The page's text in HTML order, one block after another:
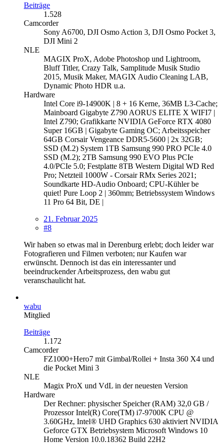
Beiträge
1.528
Camcorder
Sony A6700, DJI Osmo Action 3, DJI Osmo Pocket 3,
DJI Mini 2
NLE
MAGIX ProX, Adobe Photoshop und Lightroom,
Bluff Titler, Crazy Talk, Samplitude Musik Studio
2015, Musik Maker, MAGIX Audio Cleaning LAB,
Dynamic Photo HDR u.a.
Hardware
Intel Core i9-14900K | 8 + 16 Kerne, 36MB L3-Cache;
Mainboard Gigabyte Z790 AORUS ELITE X WIFI7 |
Intel Z790; Grafikkarte NVIDIA GeForce RTX 4080
Super 16GB | Gigabyte Gaming OC; Arbeitsspeicher
64GB Corsair Vengeance DDR5-5600 | 2x 32GB;
SSD (M.2) System 1TB Samsung 990 PRO PCIe 4.0
SSD (M.2); 2TB Samsung 990 EVO Plus PCIe
4.0/PCIe 5.0; Festplatte 8TB Western Digital WD Red
Pro; Netzteil 1000W - Corsair RMx Series 2021;
Soundkarte HD-Audio Onboard; CPU-Kühler be
quiet! Pure Loop 2 | 360mm; Betriebssystem Windows
11 Pro 64 Bit, DE |
21. Februar 2025
#8
Wir haben so etwas mal in Derenburg erlebt; doch leider war
Fotografieren und Filmen verboten; nur Kaufen war
erwünscht. Dennoch ist das ein interessanter und
beeindruckender Arbeitsprozess, den wabu gut
veranschaulicht hat.
wabu
Mitglied
Beiträge
1.172
Camcorder
FZ1000+Hero7 mit Gimbal/Rollei + Insta 360 X4 und
die Pocket Mini 3
NLE
Magix ProX und VdL in der neuesten Version
Hardware
Der Rechner: physischer Speicher (RAM) 32,0 GB /
Prozessor Intel(R) Core(TM) i7-9700K CPU @
3.60GHz, Intel® UHD Graphics 630 aktiviert NVIDIA
Geforce GTX Betriebsystem Microsoft Windows 10
Home Version 10.0.18362 Build 22H2